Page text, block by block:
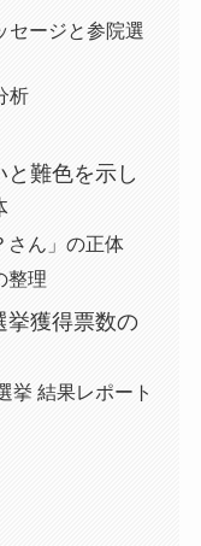
セージと参院選
析
難色を示し
さん」の正体
整理
挙獲得票数の
挙 結果レポート